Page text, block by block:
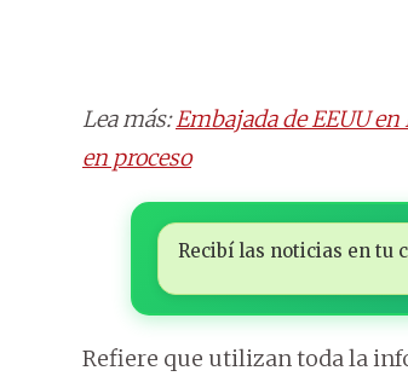
Lea más:Embajada de EEUU
en proceso
Recibí las noticias en tu
Refiere que utilizan toda la